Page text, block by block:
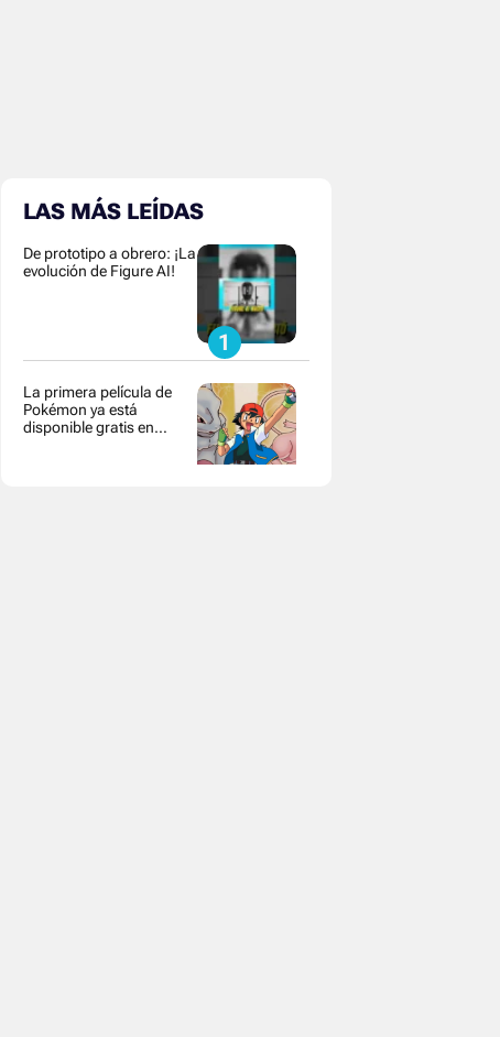
LAS MÁS LEÍDAS
De prototipo a obrero: ¡La
evolución de Figure AI!
La primera película de
Pokémon ya está
disponible gratis en